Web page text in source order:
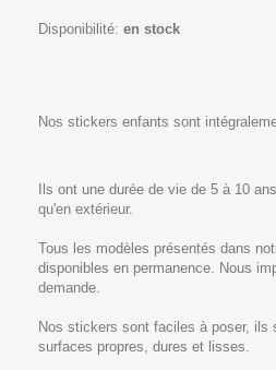
Disponibilité: en stock
Nos stickers enfants sont
Ils ont une durée de vie de 5 à 10
qu'en extérieur.
Tous les modèles présentés dans
disponibles en permanence. Nous
demande.
Nos stickers sont faciles à poser, ils
surfaces propres, dures et lisses.